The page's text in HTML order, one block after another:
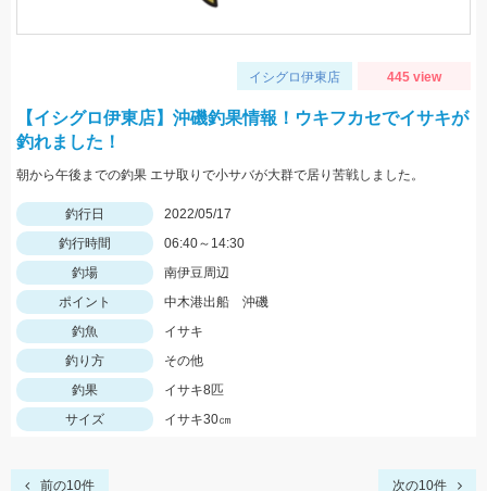
イシグロ伊東店 445 view
【イシグロ伊東店】沖磯釣果情報！ウキフカセでイサキが
釣れました！
朝から午後までの釣果 エサ取りで小サバが大群で居り苦戦しました。
釣行日
2022/05/17
釣行時間
06:40～14:30
釣場
南伊豆周辺
ポイント
中木港出船 沖磯
釣魚
イサキ
釣り方
その他
釣果
イサキ8匹
サイズ
イサキ30㎝
前の10件 次の10件